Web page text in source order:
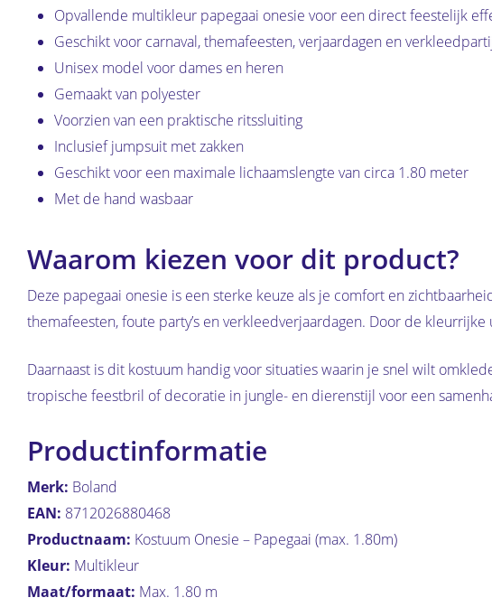
Opvallende multikleur papegaai onesie voor een direct feestelijk
Geschikt voor carnaval, themafeesten, verjaardagen en
Unisex model voor dames en heren
Gemaakt van polyester
Voorzien van een praktische ritssluiting
Inclusief jumpsuit met zakken
Geschikt voor een maximale lichaamslengte van circa 1.80 meter
Met de hand wasbaar
Waarom kiezen voor dit product?
Deze papegaai onesie is een sterke keuze als je comfort en
themafeesten, foute party’s en verkleedverjaardagen. Door de
Daarnaast is dit kostuum handig voor situaties waarin je snel wilt
tropische feestbril of decoratie in jungle- en dierenstijl voor een
Productinformatie
Merk: Boland
EAN: 8712026880468
Productnaam: Kostuum Onesie – Papegaai (max. 1.80m)
Kleur: Multikleur
Maat/formaat: Max. 1.80 m